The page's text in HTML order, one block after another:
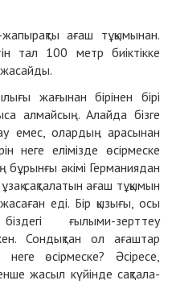
ағаш тұқымынан.
тал 100 метр биіктікке
жағынан бірінен бірі
алмайсың. Алайда бізге
емес, олардың арасынан
неге елімізде өсірмеске
бұрынғы әкімі Германиядан
сақталатын ағаш тұқымын
еді. Бір қызығы, осы
ғылыми-зерттеу
Сондықтан ол ағаштар
өсірмеске? Әсіресе,
жасыл күйінде сақтала­